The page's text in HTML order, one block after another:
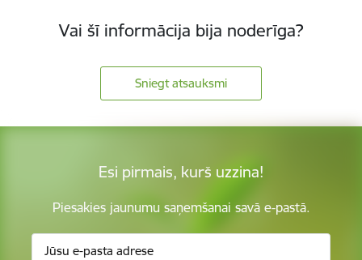
Vai šī informācija bija noderīga?
Sniegt atsauksmi
Esi pirmais, kurš uzzina!
Piesakies jaunumu saņemšanai savā e-pastā.